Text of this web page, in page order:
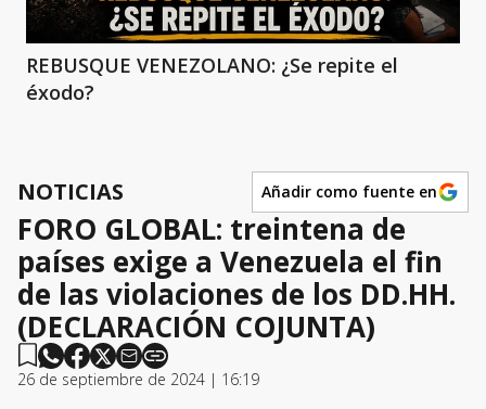
REBUSQUE VENEZOLANO: ¿Se repite el
éxodo?
NOTICIAS Añadir como fuente en
FORO GLOBAL: treintena de
países exige a Venezuela el fin
de las violaciones de los DD.HH.
(DECLARACIÓN COJUNTA)
26 de septiembre de 2024 | 16:19